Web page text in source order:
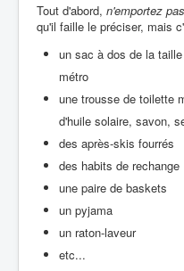
Tout d'abord, n'emportez pas
qu'il faille le préciser, mais
un sac à dos de la
métro
une trousse de toilette
d'huile solaire, savon,
des après-skis fourrés
des habits de rechange
une paire de baskets
un pyjama
un raton-laveur
etc...